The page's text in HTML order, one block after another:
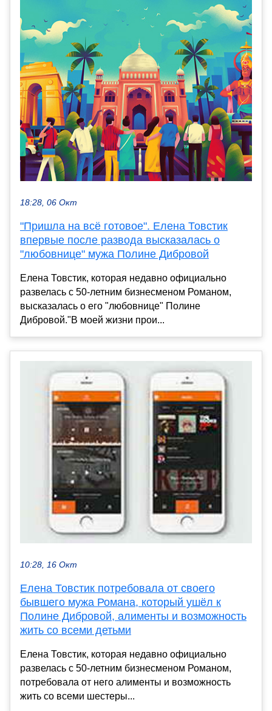
18:28, 06 Окт
"Пришла на всё готовое". Елена Товстик
впервые после развода высказалась о
"любовнице" мужа Полине Дибровой
Елена Товстик, которая недавно официально
развелась с 50-летним бизнесменом Романом,
высказалась о его "любовнице" Полине
Дибровой."В моей жизни прои...
10:28, 16 Окт
Елена Товстик потребовала от своего
бывшего мужа Романа, который ушёл к
Полине Дибровой, алименты и возможность
жить со всеми детьми
Елена Товстик, которая недавно официально
развелась с 50-летним бизнесменом Романом,
потребовала от него алименты и возможность
жить со всеми шестеры...